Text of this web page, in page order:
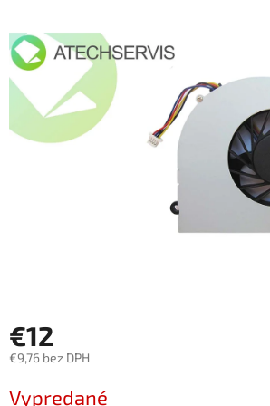
0,0
z
hviezdičiek.
€12
€9,76 bez DPH
cena:
Vypredané